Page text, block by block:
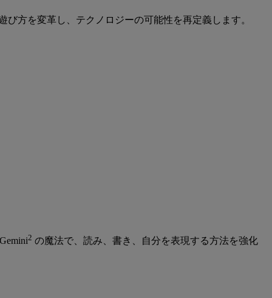
方を変革し、テクノロジーの可能性を再定義します。
2 の魔法で、読み、書き、自分を表現する方法を強化